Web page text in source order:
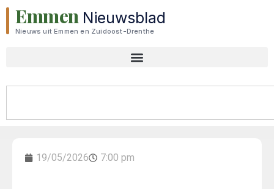
Emmen Nieuwsblad
Nieuws uit Emmen en Zuidoost-Drenthe
19/05/2026 7:00 pm